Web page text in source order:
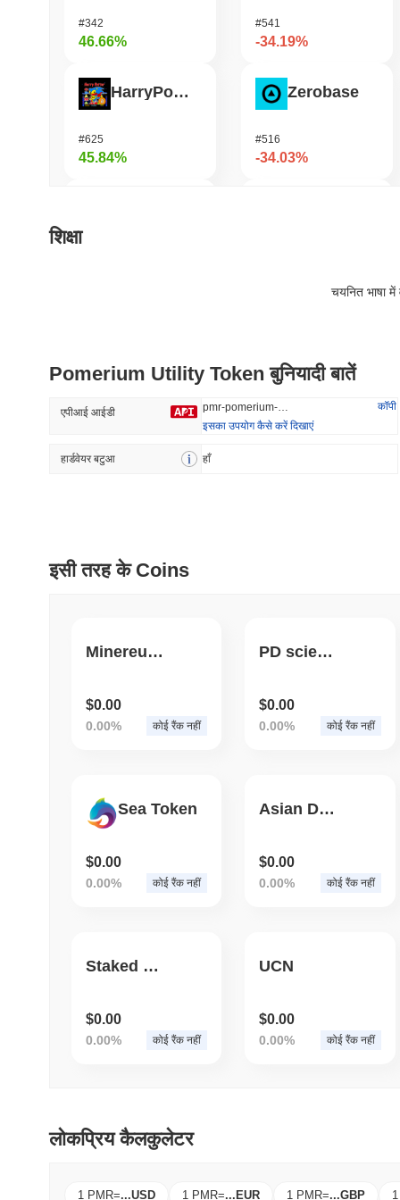
#342
46.66%
HarryPotterObamaSonic10Inu (ETH)
#625
45.84%
#1007
#541
-34.19%
Zerobase
#516
-34.03%
#1408
-19.59%
प्रवृत्त
15.95%
शिक्षा
चयनित भाषा
Pomerium Utility Token बुनियादी बातें
एपीआई आईडी
कॉपी
इसका उपयोग कैसे करें दिखाएं
हार्डवेयर बटुआ हाँ
इसी तरह के Coins
Minereum BSC
$0.00
0.00% कोई रैंक नहीं
PD science
$0.00
0.00% कोई रैंक नहीं
Sea Token
$0.00
0.00% कोई रैंक नहीं
Asian Dragon
$0.00
0.00% कोई रैंक नहीं
Staked TaiChi
$0.00
0.00% कोई रैंक नहीं
UCN
$0.00
0.00% कोई रैंक नहीं
लोकप्रिय कैलकुलेटर
1 PMR=...USD 1 PMR=...EUR 1 PMR=...GBP